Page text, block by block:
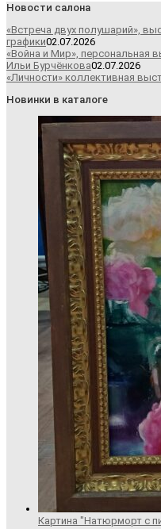
Новости салона
«Встреча двух полушарий»,
графики02.07.2026
«Война и Мир», персональная
Ильи Бурчёнкова02.07.2026
«Личности» коллективная
Новинки в каталоге
Картина "Натюрморт с